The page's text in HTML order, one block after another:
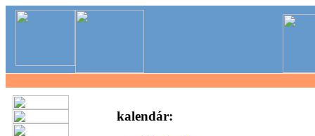
kalendár: